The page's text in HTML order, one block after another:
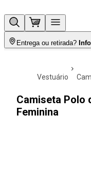
Entrega ou retirada?
vestuário
Camiseta Polo
Feminina